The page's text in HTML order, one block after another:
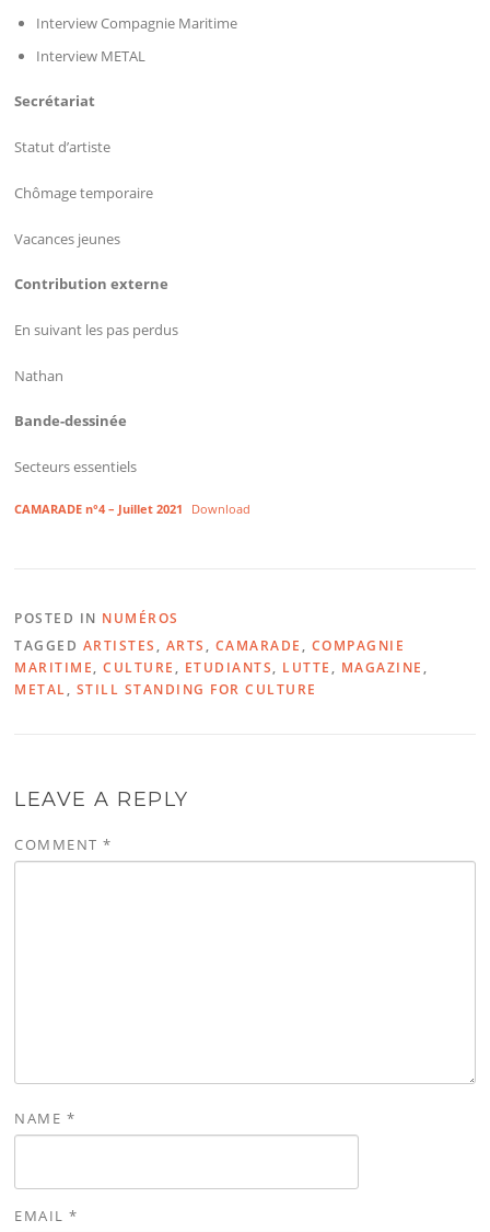
Interview Compagnie Maritime
Interview METAL
Secrétariat
Statut d’artiste
Chômage temporaire
Vacances jeunes
Contribution externe
En suivant les pas perdus
Nathan
Bande-dessinée
Secteurs essentiels
CAMARADE n°4 – Juillet 2021 Download
POSTED IN NUMÉROS
TAGGED ARTISTES, ARTS, CAMARADE, COMPAGNIE
MARITIME,CULTURE, ETUDIANTS, LUTTE, MAGAZINE,
METAL, STILL STANDING FOR CULTURE
LEAVE A REPLY
COMMENT*
NAME *
EMAIL*